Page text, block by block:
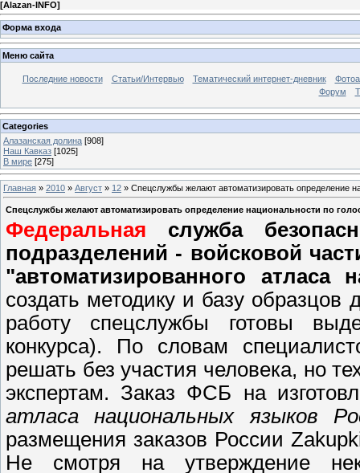
[Alazan-INFO]
Форма входа
Меню сайта
Последние новости Статьи/Интервью Тематический интернет-дневник
Форум
Categories
Алазанская долина [908]
Наш Кавказ [1025]
В мире [275]
Главная » 2010 » Август » 12 » Спецслужбы желают автоматизировать определение
Спецслужбы желают автоматизировать определение национальности по
Федеральная служба
подразделений - войсковой
"автоматизированного
создать методику и базу образцов
работу спецслужбы готовы
конкурса). По словам
решать без участия человека, но
экспертам. Заказ ФСБ на
атласа национальных языков
размещения заказов России
Не смотря на утверждение